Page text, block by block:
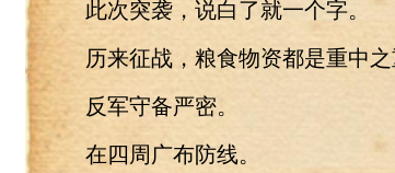
此次突袭，说白了就一个字。
历来征战，粮食物资都是重中之
反军守备严密。
在四周广布防线。